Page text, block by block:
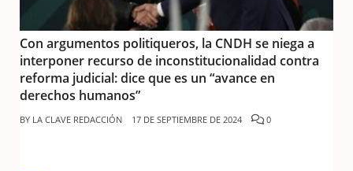
Con argumentos politiqueros, la CNDH se niega a
interponer recurso de inconstitucionalidad contra
reforma judicial: dice que es un “avance en
derechos humanos”
BY LA CLAVE REDACCIÓN 17 DE SEPTIEMBRE DE 2024 0